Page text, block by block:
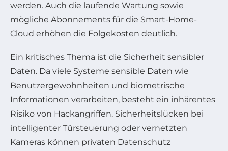
werden. Auch die laufende Wartung sowie
mögliche Abonnements für die Smart-Home-
Cloud erhöhen die Folgekosten deutlich.
Ein kritisches Thema ist die Sicherheit sensibler
Daten. Da viele Systeme sensible Daten wie
Benutzergewohnheiten und biometrische
Informationen verarbeiten, besteht ein inhärentes
Risiko von Hackangriffen. Sicherheitslücken bei
intelligenter Türsteuerung oder vernetzten
Kameras können privaten Datenschutz